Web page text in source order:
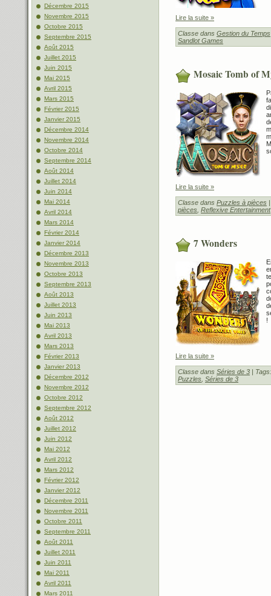
Décembre 2015
Novembre 2015
Octobre 2015
Septembre 2015
Août 2015
Juillet 2015
Juin 2015
Mai 2015
Avril 2015
Mars 2015
Février 2015
Janvier 2015
Décembre 2014
Novembre 2014
Octobre 2014
Septembre 2014
Août 2014
Juillet 2014
Juin 2014
Mai 2014
Avril 2014
Mars 2014
Février 2014
Janvier 2014
Décembre 2013
Novembre 2013
Octobre 2013
Septembre 2013
Août 2013
Juillet 2013
Juin 2013
Mai 2013
Avril 2013
Mars 2013
Février 2013
Janvier 2013
Décembre 2012
Novembre 2012
Octobre 2012
Septembre 2012
Août 2012
Juillet 2012
Juin 2012
Mai 2012
Avril 2012
Mars 2012
Février 2012
Janvier 2012
Décembre 2011
Novembre 2011
Octobre 2011
Septembre 2011
Août 2011
Juillet 2011
Juin 2011
Mai 2011
Avril 2011
Mars 2011
Lire la suite »
Classe dans Gestion du Temps
Sandlot Games
Mosaic Tomb of
Lire la suite »
Classe dans Puzzles à pièces
pièces Reflexive Entertainment
7 Wonders
!
Lire la suite »
Classe dans Séries de 3 |
Puzzles Séries de 3